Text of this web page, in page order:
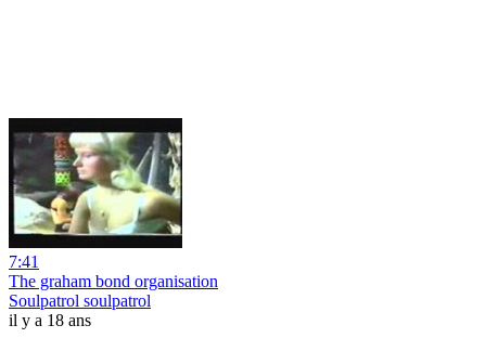
7:41
The graham bond organisation
Soulpatrol soulpatrol
il y a 18 ans